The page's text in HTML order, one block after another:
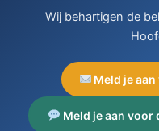
Wij behartigen de
Meld je
Meld je aan voor